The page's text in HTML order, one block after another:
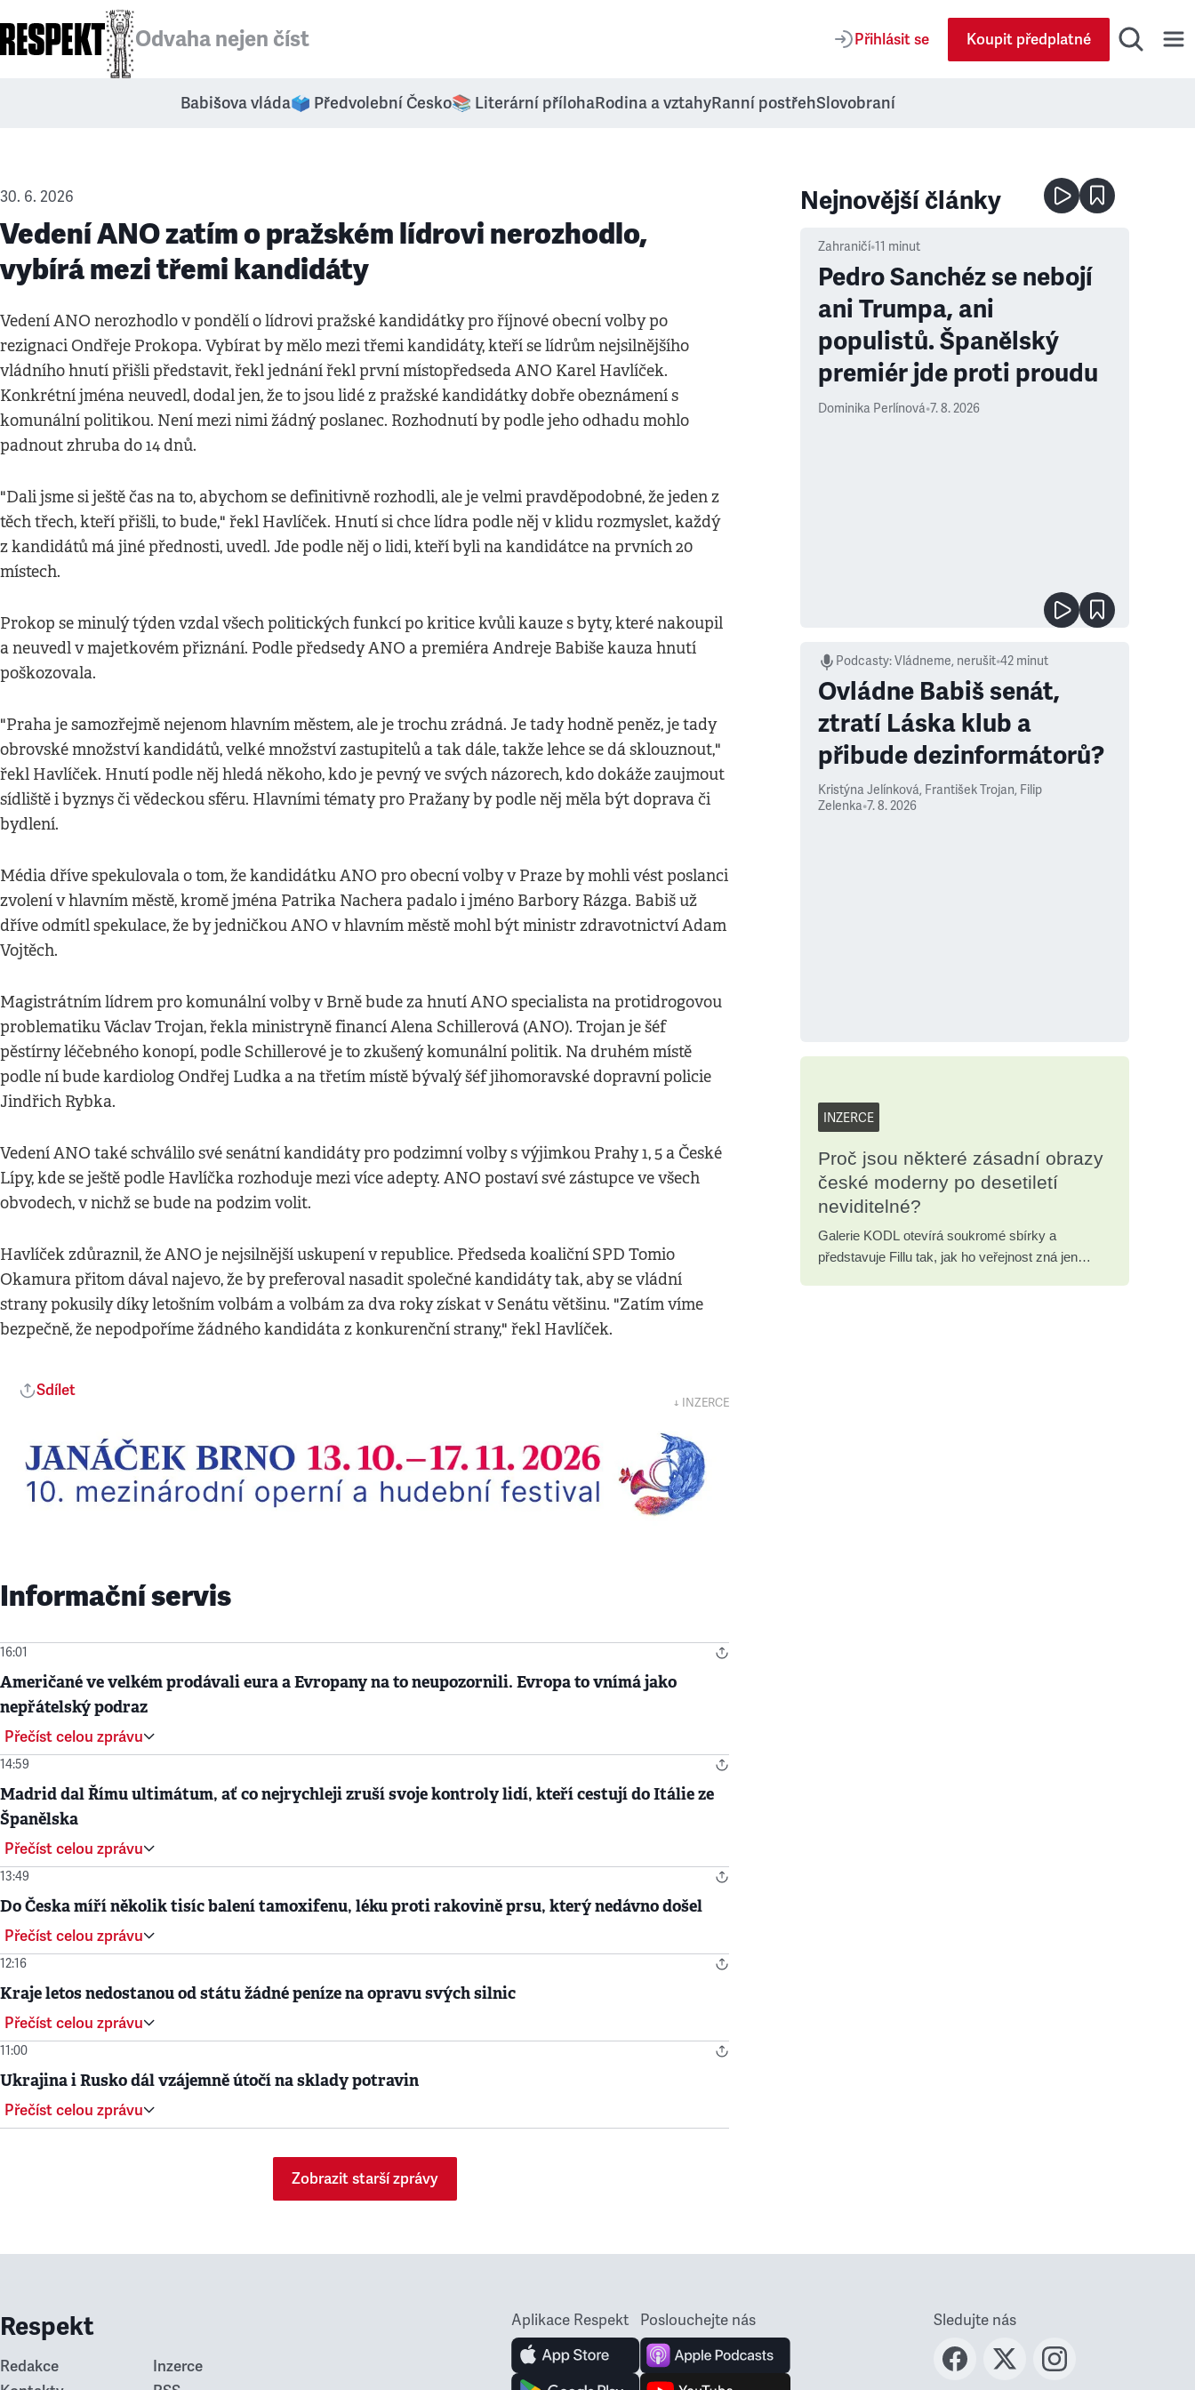
Odvaha nejen číst Přihlásit se Koupit předplatné
Babišova vláda🗳️ Předvolební Česko📚 Literární přílohaRodina a vztahyRanní postřehSlovobraní
30. 6. 2026
Vedení ANO zatím o pražském lídrovi nerozhodlo,
vybírá mezi třemi kandidáty
Vedení ANO nerozhodlo v pondělí o lídrovi pražské kandidátky pro říjnové obecní volby po
rezignaci Ondřeje Prokopa. Vybírat by mělo mezi třemi kandidáty, kteří se lídrům nejsilnějšího
vládního hnutí přišli představit, řekl jednání řekl první místopředseda ANO Karel Havlíček.
Konkrétní jména neuvedl, dodal jen, že to jsou lidé z pražské kandidátky dobře obeznámení s
komunální politikou. Není mezi nimi žádný poslanec. Rozhodnutí by podle jeho odhadu mohlo
padnout zhruba do 14 dnů.
"Dali jsme si ještě čas na to, abychom se definitivně rozhodli, ale je velmi pravděpodobné, že jeden z
těch třech, kteří přišli, to bude," řekl Havlíček. Hnutí si chce lídra podle něj v klidu rozmyslet, každý
z kandidátů má jiné přednosti, uvedl. Jde podle něj o lidi, kteří byli na kandidátce na prvních 20
místech.
Prokop se minulý týden vzdal všech politických funkcí po kritice kvůli kauze s byty, které nakoupil
a neuvedl v majetkovém přiznání. Podle předsedy ANO a premiéra Andreje Babiše kauza hnutí
poškozovala.
"Praha je samozřejmě nejenom hlavním městem, ale je trochu zrádná. Je tady hodně peněz, je tady
obrovské množství kandidátů, velké množství zastupitelů a tak dále, takže lehce se dá sklouznout,"
řekl Havlíček. Hnutí podle něj hledá někoho, kdo je pevný ve svých názorech, kdo dokáže zaujmout
sídliště i byznys či vědeckou sféru. Hlavními tématy pro Pražany by podle něj měla být doprava či
bydlení.
Média dříve spekulovala o tom, že kandidátku ANO pro obecní volby v Praze by mohli vést poslanci
zvolení v hlavním městě, kromě jména Patrika Nachera padalo i jméno Barbory Rázga. Babiš už
dříve odmítl spekulace, že by jedničkou ANO v hlavním městě mohl být ministr zdravotnictví Adam
Vojtěch.
Magistrátním lídrem pro komunální volby v Brně bude za hnutí ANO specialista na protidrogovou
problematiku Václav Trojan, řekla ministryně financí Alena Schillerová (ANO). Trojan je šéf
pěstírny léčebného konopí, podle Schillerové je to zkušený komunální politik. Na druhém místě
podle ní bude kardiolog Ondřej Ludka a na třetím místě bývalý šéf jihomoravské dopravní policie
Jindřich Rybka.
Vedení ANO také schválilo své senátní kandidáty pro podzimní volby s výjimkou Prahy 1, 5 a České
Lípy, kde se ještě podle Havlíčka rozhoduje mezi více adepty. ANO postaví své zástupce ve všech
obvodech, v nichž se bude na podzim volit.
Havlíček zdůraznil, že ANO je nejsilnější uskupení v republice. Předseda koaliční SPD Tomio
Okamura přitom dával najevo, že by preferoval nasadit společné kandidáty tak, aby se vládní
strany pokusily díky letošním volbám a volbám za dva roky získat v Senátu většinu. "Zatím víme
bezpečně, že nepodpoříme žádného kandidáta z konkurenční strany," řekl Havlíček.
Sdílet
↓ INZERCE
Informační servis
16:01
Američané ve velkém prodávali eura a Evropany na to neupozornili. Evropa to vnímá jako
nepřátelský podraz
Přečíst celou zprávu
14:59
Madrid dal Římu ultimátum, ať co nejrychleji zruší svoje kontroly lidí, kteří cestují do Itálie ze
Španělska
Přečíst celou zprávu
13:49
Do Česka míří několik tisíc balení tamoxifenu, léku proti rakovině prsu, který nedávno došel
Přečíst celou zprávu
12:16
Kraje letos nedostanou od státu žádné peníze na opravu svých silnic
Přečíst celou zprávu
11:00
Ukrajina i Rusko dál vzájemně útočí na sklady potravin
Přečíst celou zprávu
Zobrazit starší zprávy
Nejnovější články
Zahraničí•11 minut
Pedro Sanchéz se nebojí
ani Trumpa, ani
populistů. Španělský
premiér jde proti proudu
Dominika Perlínová•7. 8. 2026
Podcasty:Vládneme, nerušit•42 minut
Ovládne Babiš senát,
ztratí Láska klub a
přibude dezinformátorů?
Kristýna Jelínková, František Trojan, Filip
Zelenka•7. 8. 2026
INZERCE
Proč jsou některé zásadní obrazy
české moderny po desetiletí
neviditelné?
Galerie KODL otevírá soukromé sbírky a
představuje Fillu tak, jak ho veřejnost zná jen
Respekt
Redakce
Inzerce
Aplikace Respekt Poslouchejte nás Sledujte nás